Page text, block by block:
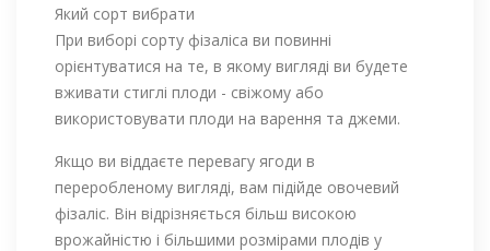
Який сорт вибрати
При виборі сорту фізаліса ви повинні
орієнтуватися на те, в якому вигляді ви будете
вживати стиглі плоди - свіжому або
використовувати плоди на варення та джеми.
Якщо ви віддаєте перевагу ягоди в
переробленому вигляді, вам підійде овочевий
фізаліс. Він відрізняється більш високою
врожайністю і більшими розмірами плодів у